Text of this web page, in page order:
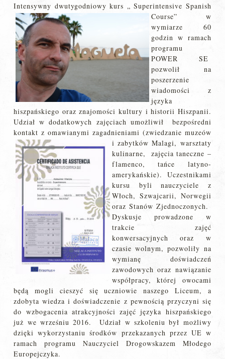
Intensywny dwutygodniowy kurs „ Superintensive Spanish
Course” w
wymiarze 60
godzin w ramach
programu
POWER SE
pozwolił na
poszerzenie
wiadomości z
języka
hiszpańskiego oraz znajomości kultury i historii Hiszpanii.
Udział w dodatkowych zajęciach umożliwił bezpośredni
kontakt z omawianymi zagadnieniami (zwiedzanie muzeów
i zabytków Malagi, warsztaty
kulinarne, zajęcia taneczne –
flamenco, tańce latyno-
amerykańskie). Uczestnikami
kursu byli nauczyciele z
Włoch, Szwajcarii, Norwegii
oraz Stanów Zjednoczonych.
Dyskusje prowadzone w
trakcie zajęć
konwersacyjnych oraz w
czasie wolnym, pozwoliły na
wymianę doświadczeń
zawodowych oraz nawiązanie
współpracy, której owocami
będą mogli cieszyć się uczniowie naszego Liceum, a
zdobyta wiedza i doświadczenie z pewnością przyczyni się
do wzbogacenia atrakcyjności zajęć języka hiszpańskiego
już we wrześniu 2016. Udział w szkoleniu był możliwy
dzięki wykorzystaniu środków przekazanych przez UE w
ramach programu Nauczyciel Drogowskazem Młodego
Europejczyka.